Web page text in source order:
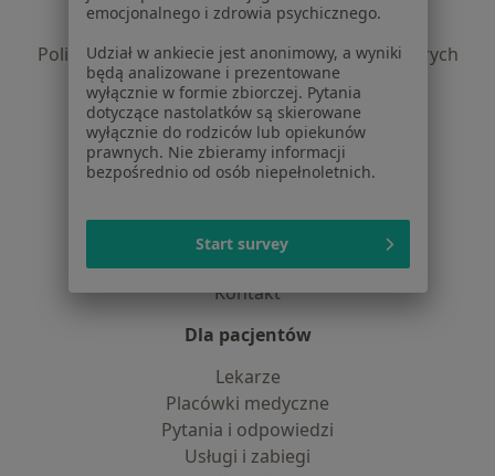
Polityka prywatności profesjonalistów
Polityka prywatności dla profesjonalistów, których
dane pozyskaliśmy samodzielnie
Polityka cookies
Jak działają wyniki wyszukiwania
Dostępność
Partnerzy
Centrum prasowe
Kontakt
Dla pacjentów
Lekarze
Placówki medyczne
Pytania i odpowiedzi
Usługi i zabiegi
emocjonalnego i zdrowia psychicznego.
Udział w ankiecie jest anonimowy, a wyniki
będą analizowane i prezentowane
wyłącznie w formie zbiorczej. Pytania
dotyczące nastolatków są skierowane
wyłącznie do rodziców lub opiekunów
prawnych. Nie zbieramy informacji
bezpośrednio od osób niepełnoletnich.
Start survey